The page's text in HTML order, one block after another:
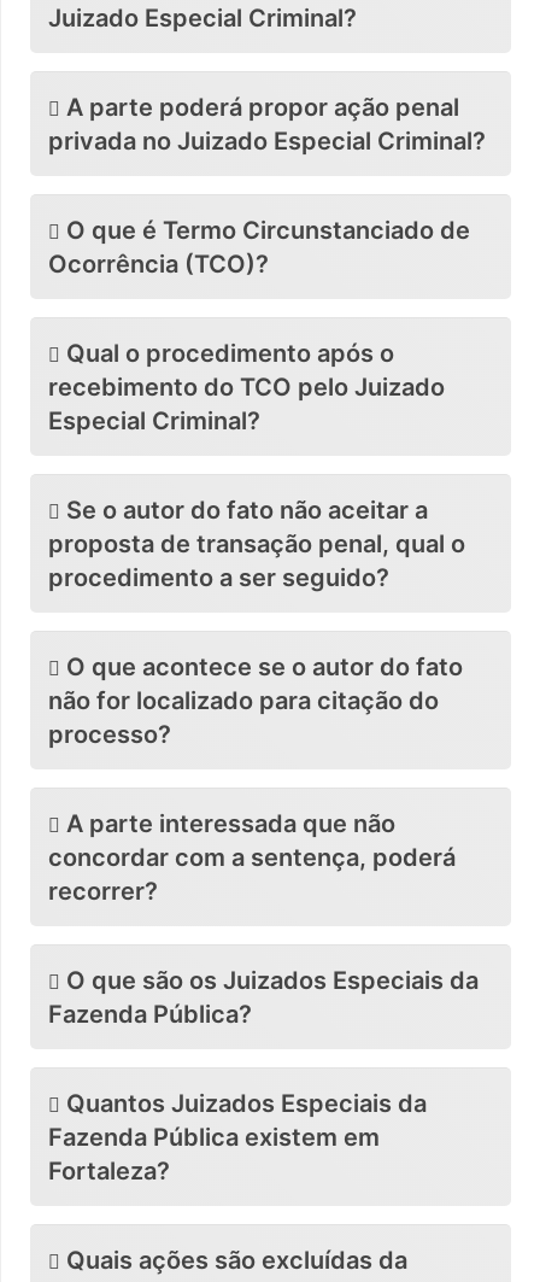
Juizado Especial Criminal?
A parte poderá propor ação penal
privada no Juizado Especial Criminal?
O que é Termo Circunstanciado de
Ocorrência (TCO)?
Qual o procedimento após o
recebimento do TCO pelo Juizado
Especial Criminal?
Se o autor do fato não aceitar a
proposta de transação penal, qual o
procedimento a ser seguido?
O que acontece se o autor do fato
não for localizado para citação do
processo?
A parte interessada que não
concordar com a sentença, poderá
recorrer?
O que são os Juizados Especiais da
Fazenda Pública?
Quantos Juizados Especiais da
Fazenda Pública existem em
Fortaleza?
Quais ações são excluídas da